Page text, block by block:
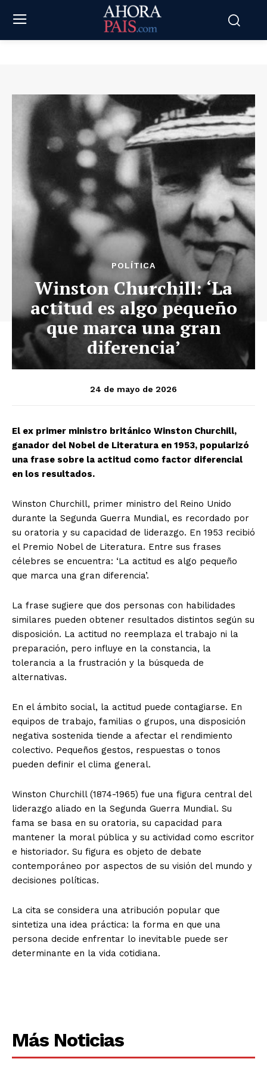
POLÍTICA
Winston Churchill: ‘La
actitud es algo pequeño
que marca una gran
diferencia’
24 de mayo de 2026
El ex primer ministro británico Winston Churchill,
ganador del Nobel de Literatura en 1953, popularizó
una frase sobre la actitud como factor diferencial
en los resultados.
Winston Churchill, primer ministro del Reino Unido
durante la Segunda Guerra Mundial, es recordado por
su oratoria y su capacidad de liderazgo. En 1953 recibió
el Premio Nobel de Literatura. Entre sus frases
célebres se encuentra: ‘La actitud es algo pequeño
que marca una gran diferencia’.
La frase sugiere que dos personas con habilidades
similares pueden obtener resultados distintos según su
disposición. La actitud no reemplaza el trabajo ni la
preparación, pero influye en la constancia, la
tolerancia a la frustración y la búsqueda de
alternativas.
En el ámbito social, la actitud puede contagiarse. En
equipos de trabajo, familias o grupos, una disposición
negativa sostenida tiende a afectar el rendimiento
colectivo. Pequeños gestos, respuestas o tonos
pueden definir el clima general.
Winston Churchill (1874-1965) fue una figura central del
liderazgo aliado en la Segunda Guerra Mundial. Su
fama se basa en su oratoria, su capacidad para
mantener la moral pública y su actividad como escritor
e historiador. Su figura es objeto de debate
contemporáneo por aspectos de su visión del mundo y
decisiones políticas.
La cita se considera una atribución popular que
sintetiza una idea práctica: la forma en que una
persona decide enfrentar lo inevitable puede ser
determinante en la vida cotidiana.
Más Noticias